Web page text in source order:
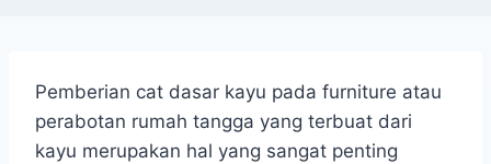
Pemberian cat dasar kayu pada furniture atau
perabotan rumah tangga yang terbuat dari
kayu merupakan hal yang sangat penting